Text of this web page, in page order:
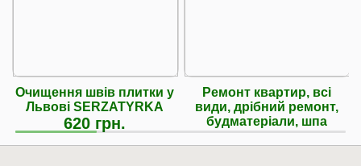
Очищення швів плитки у
Львові SERZATYRKA
620 грн.
Ремонт квартир, всі
види, дрібний ремонт,
будматеріали, шпа